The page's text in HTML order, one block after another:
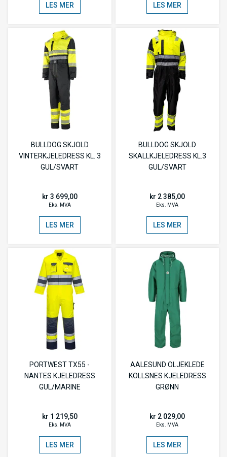
LES MER LES MER
BULLDOG SKJOLD
VINTERKJELEDRESS KL. 3
GUL/SVART
kr 3 699,00
Eks. MVA
LES MER
BULLDOG SKJOLD
SKALLKJELEDRESS KL.3
GUL/SVART
kr 2 385,00
Eks. MVA
LES MER
PORTWEST TX55 -
NANTES KJELEDRESS
GUL/MARINE
kr 1 219,50
Eks. MVA
LES MER
AALESUND OLJEKLEDE
KOLLSNES KJELEDRESS
GRØNN
kr 2 029,00
Eks. MVA
LES MER